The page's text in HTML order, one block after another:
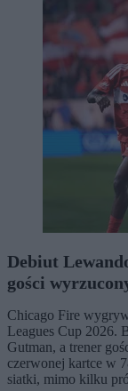
Debiut
gości
Chicago Fire
Leagues Cup 2026.
Gutman, a trener
czerwonej kartce w
siatki, mimo kilku